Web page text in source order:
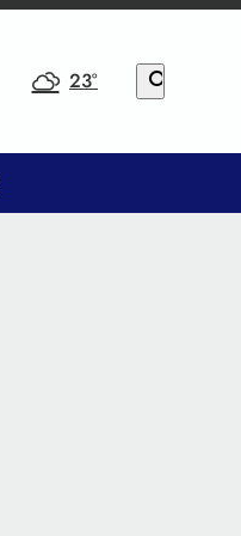
23° search